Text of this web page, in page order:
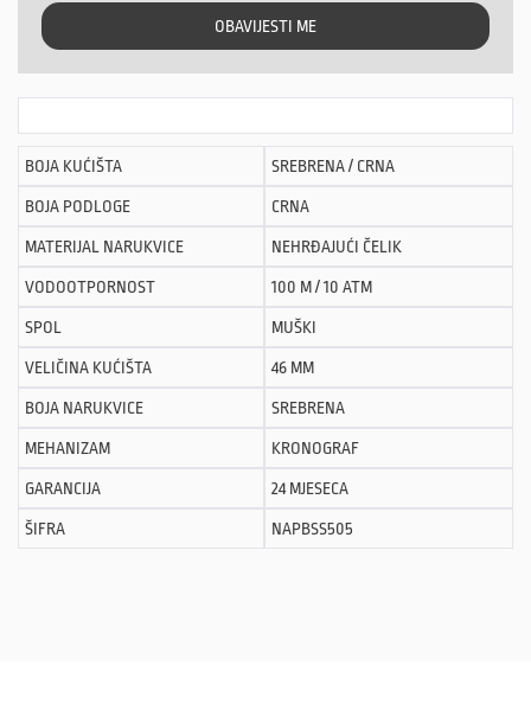
OBAVIJESTI ME
BOJA KUĆIŠTA SREBRENA / CRNA
BOJA PODLOGE CRNA
MATERIJAL NARUKVICE NEHRĐAJUĆI ČELIK
VODOOTPORNOST 100 M / 10 ATM
SPOL MUŠKI
VELIČINA KUĆIŠTA 46 MM
BOJA NARUKVICE SREBRENA
MEHANIZAM KRONOGRAF
GARANCIJA 24 MJESECA
ŠIFRA NAPBSS505